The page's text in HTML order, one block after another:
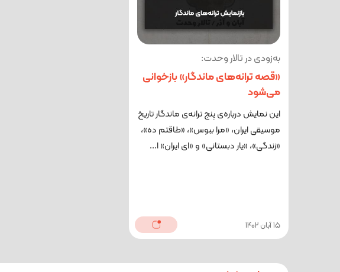
به‌زودی در تالار وحدت:
«قصه‌ ترانه‌های ماندگار» بازخوانی
می‌شود
این نمایش درباره‌ی پنج ترانه‌ی ماندگار تاریخ
موسیقی ایران، «مرا ببوس»، «طاقتم ده»،
«زندگی»، «یار دبستانی» و «ای ایران» ا...
15 آبان 1402